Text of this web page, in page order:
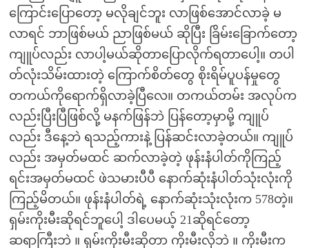
ကြောင်းပြောတော့ မလိုချင်ဘူး လာဖြစ်အောင်လာခဲ့ မ
လာရင် ဘာဖြစ်မယ် ညာဖြစ်မယ် ဆိုပြီး ခြိမ်းခြောက်တော့
ကျူပ်လည်း လာပါ့မယ်ဆိုတာပြောလိုက်ရတာပေါ့။ တပါ
တ်လုံးသိမ်းထားတဲ့ ကြောက်စိတ်တွေ စိုးရိမ်ပူပန်မှုတွေ
တကယ်ကိုရောက်ရှိလာခဲ့ပြီလေ။ တကယ်တမ်း အလုပ်က
လည်းပြီးပြီဖြစ်လို့ မနက်ဖြန်ဘဲ ပြန်တော့မှာမို့ ကျူပ်
လည်း ဒီနေ့ဘဲ ရသည့်ကားနဲ့ ပြန်ဆင်းလာခဲ့တယ်။ ကျူပ်
လည်း အမှတ်မထင် ဆက်လာခဲ့တဲ့ ဖုန်းနံပါတ်ကိုကြည့်
ရင်းအမှတ်မထင် ဖဲသမားပီပီ နောက်ဆုံးနံပါတ်သုံးလုံးကို
ကြည့်မိတယ်။ ဖုန်းနံပါတ်ရဲ့ နောက်ဆုံးသုံးလုံးက 578တဲ့။
ရှမ်းကိုးမီးဆိုရင်ဘူပေါ့ ဒါပေမယ့် 21ဆိုရင်တော့
ဆရာကြီးဘဲ ။ ရှမ်းကိုးမီးဆိုတာ ကိုးမီးလိုဘဲ ။ ကိုးမီးက